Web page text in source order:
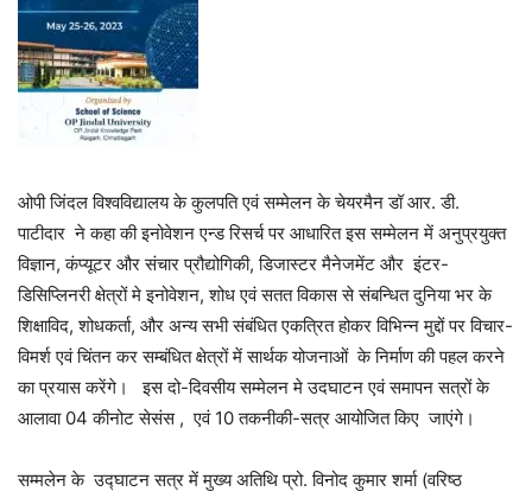
ओपी जिंदल विश्वविद्यालय के कुलपति एवं सम्मेलन के चेयरमैन डॉ आर. डी.
पाटीदार ने कहा की इनोवेशन एन्ड रिसर्च पर आधारित इस सम्मेलन में अनुप्रयुक्त
विज्ञान, कंप्यूटर और संचार प्रौद्योगिकी, डिजास्टर मैनेजमेंट और इंटर-
डिसिप्लिनरी क्षेत्रों मे इनोवेशन, शोध एवं सतत विकास से संबन्धित दुनिया भर के
शिक्षाविद, शोधकर्ता, और अन्य सभी संबंधित एकत्रित होकर विभिन्न मुद्दों पर विचार-
विमर्श एवं चिंतन कर सम्बंधित क्षेत्रों में सार्थक योजनाओं के निर्माण की पहल करने
का प्रयास करेंगे। इस दो-दिवसीय सम्मेलन मे उदघाटन एवं समापन सत्रों के
आलावा 04 कीनोट सेसंस , एवं 10 तकनीकी-सत्र आयोजित किए जाएंगे।
सम्मलेन के उद्घाटन सत्र में मुख्य अतिथि प्रो. विनोद कुमार शर्मा (वरिष्ठ